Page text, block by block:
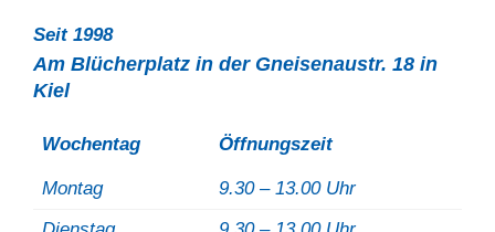
Seit 1998
Am Blücherplatz in der Gneisenaustr. 18 in
Kiel
Wochentag Öffnungszeit
Montag
9.30 – 13.00 Uhr